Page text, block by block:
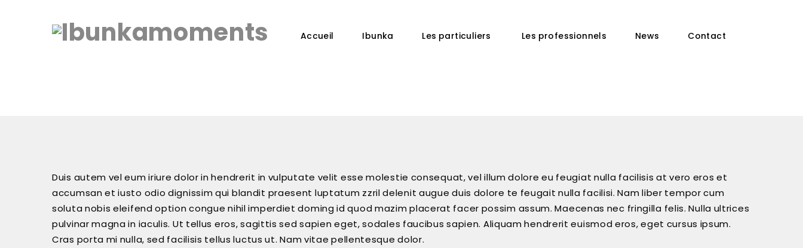
Accueil Ibunka Les particuliers Les professionnels News Contact
Duis autem vel eum iriure dolor in hendrerit in vulputate velit esse molestie consequat, vel illum dolore eu feugiat nulla facilisis at vero eros et
accumsan et iusto odio dignissim qui blandit praesent luptatum zzril delenit augue duis dolore te feugait nulla facilisi. Nam liber tempor cum
soluta nobis eleifend option congue nihil imperdiet doming id quod mazim placerat facer possim assum. Maecenas nec fringilla felis. Nulla ultrices
pulvinar magna in iaculis. Ut tellus eros, sagittis sed sapien eget, sodales faucibus sapien. Aliquam hendrerit euismod eros, eget cursus ipsum.
Cras porta mi nulla, sed facilisis tellus luctus ut. Nam vitae pellentesque dolor.